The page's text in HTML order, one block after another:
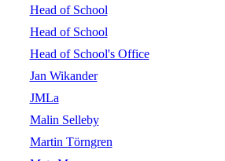
Head of School
Head of School
Head of School's Office
Jan Wikander
JMLa
Malin Selleby
Martin Törngren